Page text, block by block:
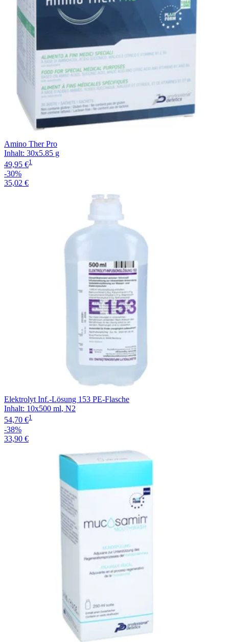
Amino Ther Pro
Inhalt: 30x5.85 g
49,95 €1
-30%
35,02 €
Elektrolyt Inf.-Lösung 153 PE-Flasche
Inhalt: 10x500 ml, N2
54,70 €1
-38%
33,90 €